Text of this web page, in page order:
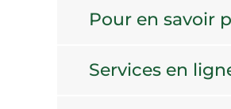
Pour en savoir
Services en